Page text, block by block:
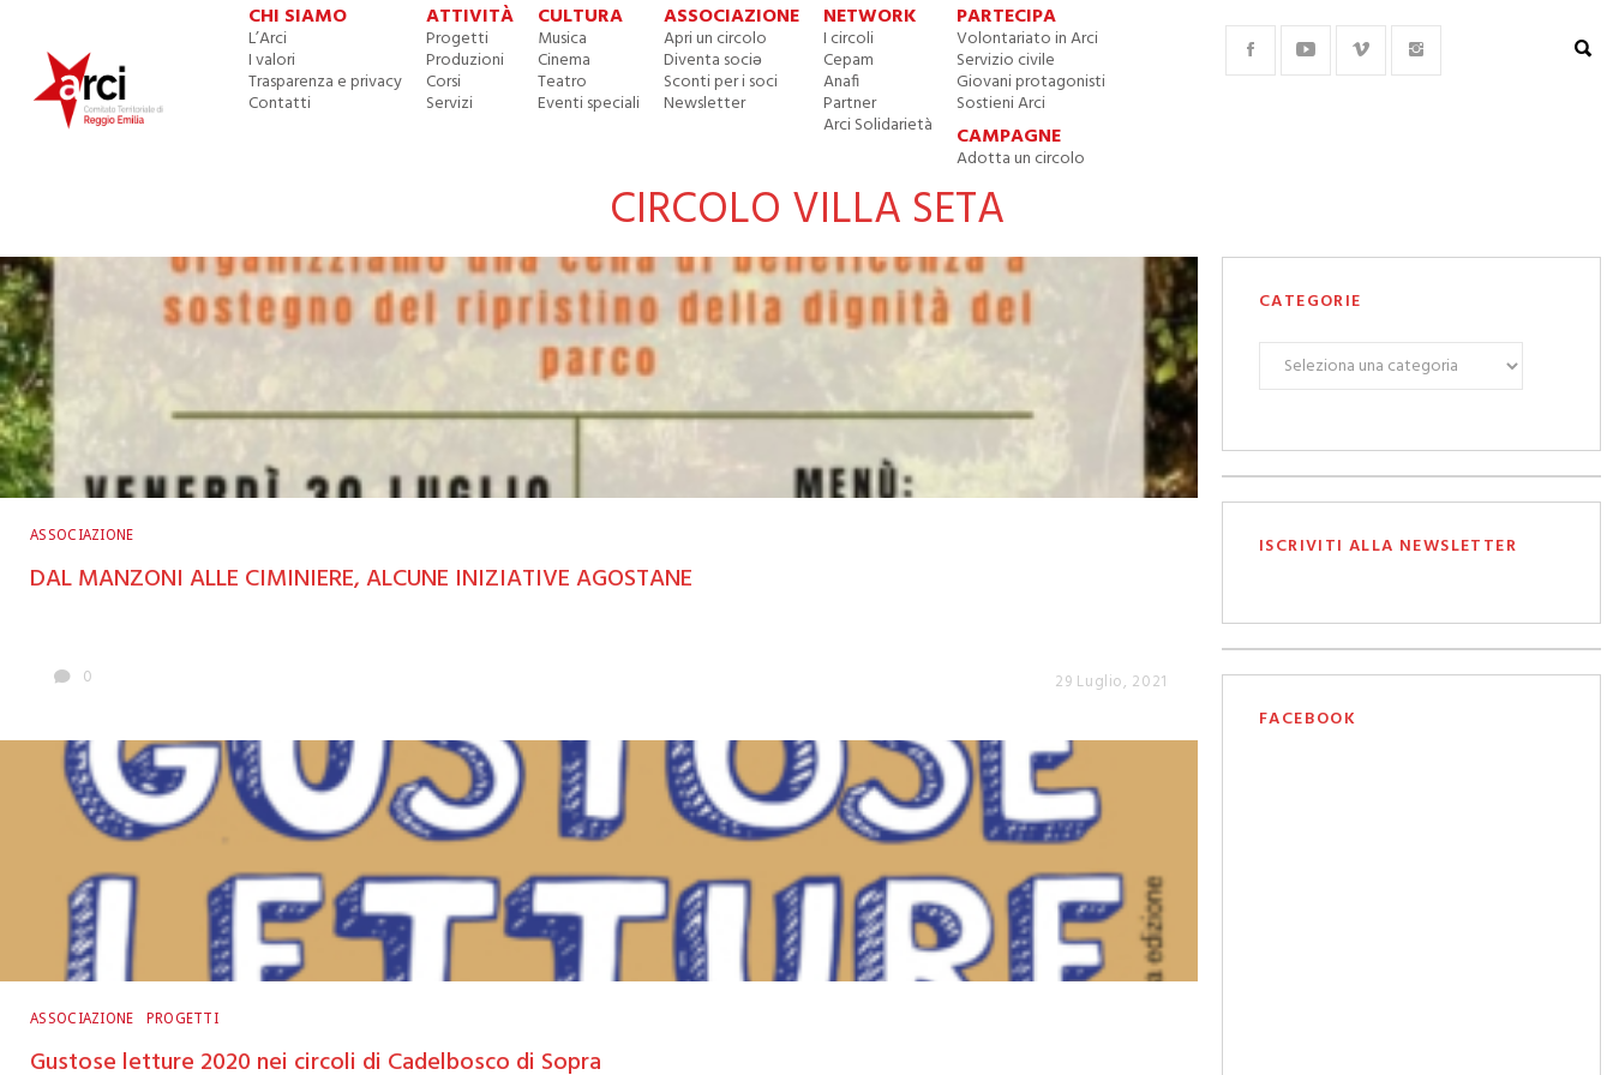
CHI SIAMO
L’Arci
I valori
Trasparenza e privacy
Contatti
ATTIVITÀ
Progetti
Produzioni
Corsi
Servizi
CULTURA
Musica
Cinema
Teatro
Eventi speciali
ASSOCIAZIONE
Apri un circolo
Diventa sociə
Sconti per i soci
Newsletter
NETWORK
I circoli
Cepam
Anafi
Partner
Arci Solidarietà
PARTECIPA
Volontariato in Arci
Servizio civile
Giovani protagonisti
Sostieni Arci
CAMPAGNE
Adotta un circolo
CIRCOLO VILLA SETA
ASSOCIAZIONE
DAL MANZONI ALLE CIMINIERE, ALCUNE INIZIATIVE AGOSTANE
0 29 Luglio, 2021
ASSOCIAZIONE PROGETTI
Gustose letture 2020 nei circoli di Cadelbosco di Sopra
CATEGORIE
CATEGORIE
ISCRIVITI ALLA NEWSLETTER
FACEBOOK